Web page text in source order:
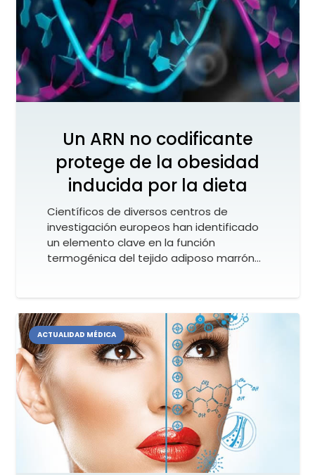
Un ARN no codificante
protege de la obesidad
inducida por la dieta
Científicos de diversos centros de
investigación europeos han identificado
un elemento clave en la función
termogénica del tejido adiposo marrón…
ACTUALIDAD MÉDICA